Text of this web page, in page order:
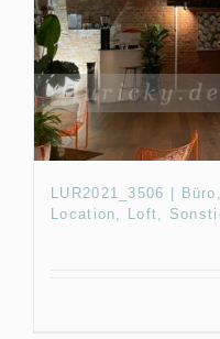
LUR2021_3506 |
Location, Loft,